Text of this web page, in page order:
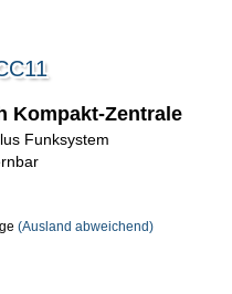
Kompakt-Zentrale
Funksystem
(Ausland abweichend)